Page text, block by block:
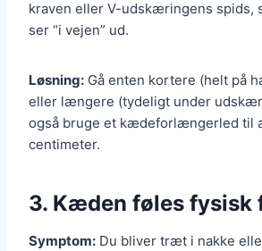
kraven eller V-udskæringens spids,
ser “i vejen” ud.
Løsning: Gå enten kortere (helt på
eller længere (tydeligt under
også bruge et kædeforlængerled til
centimeter.
3. Kæden føles fysisk
Symptom: Du bliver træt i nakke